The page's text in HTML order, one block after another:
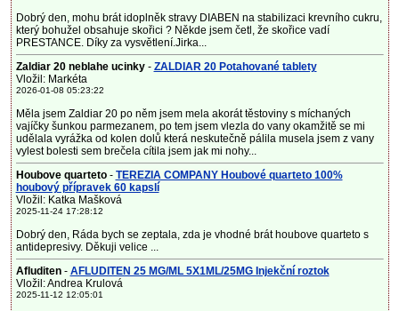
Dobrý den, mohu brát idoplněk stravy DIABEN na stabilizaci krevního cukru,
který bohužel obsahuje skořici ? Někde jsem četl, že skořice vadí
PRESTANCE. Díky za vysvětlení.Jirka...
Zaldiar 20 neblahe ucinky- ZALDIAR 20 Potahované tablety
Vložil: Markéta
2026-01-08 05:23:22
Měla jsem Zaldiar 20 po něm jsem mela akorát těstoviny s míchaných
vajíčky šunkou parmezanem, po tem jsem vlezla do vany okamžitě se mi
udělala vyrážka od kolen dolů která neskutečně pálila musela jsem z vany
vylest bolesti sem brečela cítila jsem jak mi nohy...
Houbove quarteto- TEREZIA COMPANY Houbové quarteto 100%
houbový přípravek 60 kapslí
Vložil: Katka Mašková
2025-11-24 17:28:12
Dobrý den, Ráda bych se zeptala, zda je vhodné brát houbove quarteto s
antidepresivy. Děkuji velice ...
Afluditen- AFLUDITEN 25 MG/ML 5X1ML/25MG Injekční roztok
Vložil: Andrea Krulová
2025-11-12 12:05:01